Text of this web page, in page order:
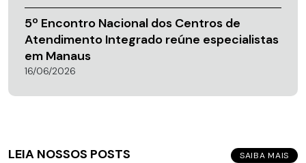
5º Encontro Nacional dos Centros de
Atendimento Integrado reúne especialistas
em Manaus
16/06/2026
LEIA NOSSOS POSTS SAIBA MAIS